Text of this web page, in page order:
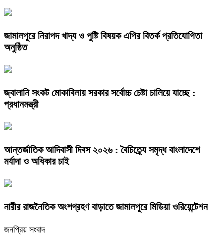
জামালপুরে নিরাপদ খাদ্য ও পুষ্টি বিষয়ক এপির বিতর্ক প্রতিযোগিতা
অনুষ্ঠিত
জ্বালানি সংকট মোকাবিলায় সরকার সর্বোচ্চ চেষ্টা চালিয়ে যাচ্ছে :
প্রধানমন্ত্রী
আন্তর্জাতিক আদিবাসী দিবস ২০২৬ : বৈচিত্র্যে সমৃদ্ধ বাংলাদেশে
মর্যাদা ও অধিকার চাই
নারীর রাজনৈতিক অংশগ্রহণ বাড়াতে জামালপুরে মিডিয়া ওরিয়েন্টেশন
জনপ্রিয় সংবাদ